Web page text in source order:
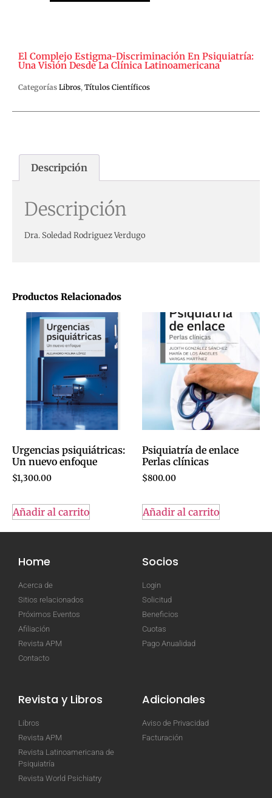
Productos Relacionados
Urgencias psiquiátricas:
Un nuevo enfoque
$1,300.00
Añadir al carrito
Psiquiatría de enlace
Perlas clínicas
$800.00
Añadir al carrito
El Complejo Estigma-Discriminación En Psiquiatría:
Una Visión Desde La Clínica Latinoamericana
Categorías Libros, Títulos Científicos
Descripción
Descripción
Dra. Soledad Rodriguez Verdugo
Home
Acerca de
Sitios relacionados
Próximos Eventos
Afiliación
Revista APM
Contacto
Socios
Login
Solicitud
Beneficios
Cuotas
Pago Anualidad
Revista y Libros
Libros
Revista APM
Revista Latinoamericana de
Psiquiatría
Revista World Psichiatry
Adicionales
Aviso de Privacidad
Facturación